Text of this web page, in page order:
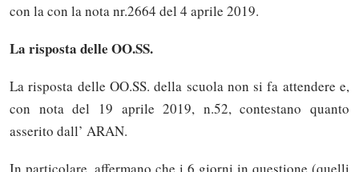
con la con la nota nr.2664 del 4 aprile 2019.
La risposta delle OO.SS.
La risposta delle OO.SS. della scuola non si fa attendere e,
con nota del 19 aprile 2019, n.52, contestano quanto
asserito dall’ ARAN.